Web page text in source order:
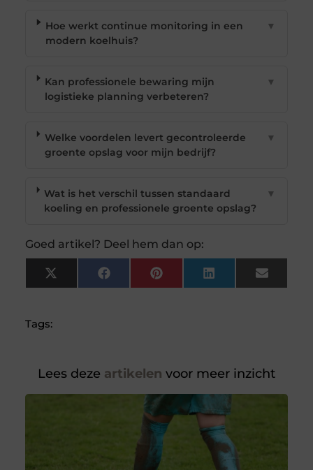
Hoe werkt continue monitoring in een
modern koelhuis?
▼
Kan professionele bewaring mijn
logistieke planning verbeteren?
▼
Welke voordelen levert gecontroleerde
groente opslag voor mijn bedrijf?
▼
Wat is het verschil tussen standaard
koeling en professionele groente opslag?
▼
Goed artikel? Deel hem dan op:
X
(Twitter)
FacebookPinterest LinkedIn Email
Tags:
Lees deze artikelen voor meer inzicht